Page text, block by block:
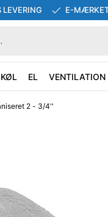
LEVERING E-
KØL EL VENTILATION
2 - 3/4''